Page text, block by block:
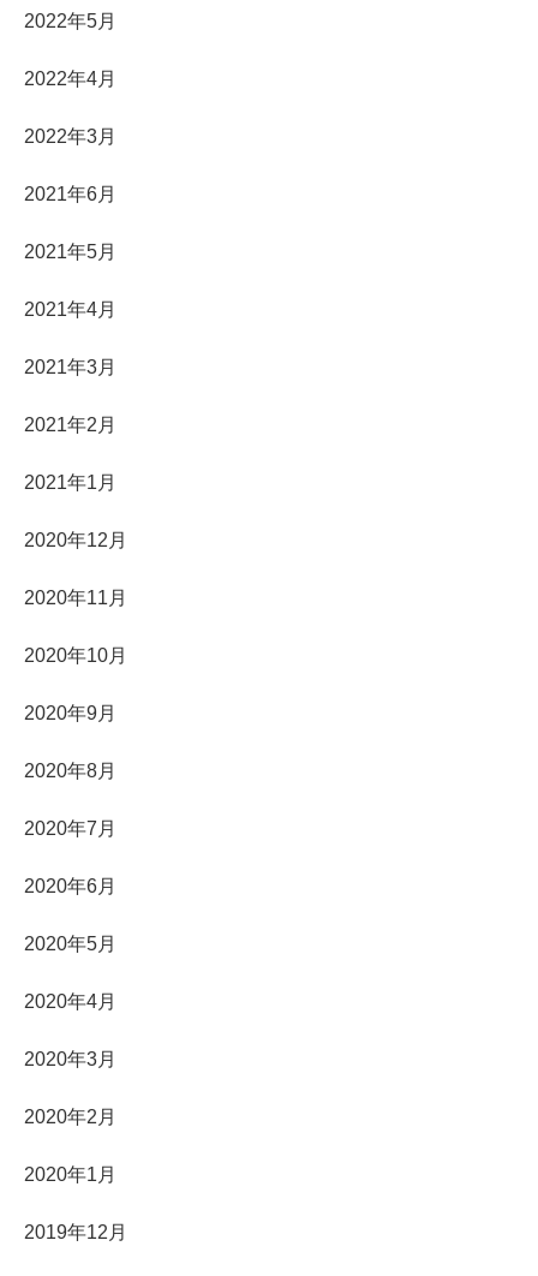
2022年5月
2022年4月
2022年3月
2021年6月
2021年5月
2021年4月
2021年3月
2021年2月
2021年1月
2020年12月
2020年11月
2020年10月
2020年9月
2020年8月
2020年7月
2020年6月
2020年5月
2020年4月
2020年3月
2020年2月
2020年1月
2019年12月